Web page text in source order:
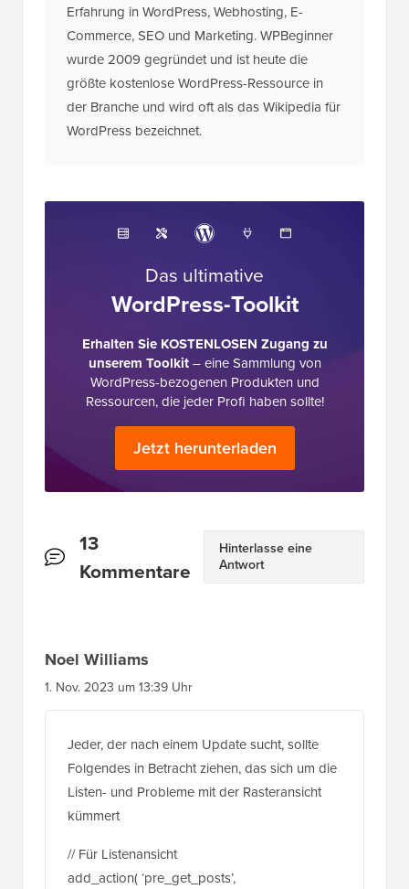
Erfahrung in WordPress, Webhosting, E-
Commerce, SEO und Marketing. WPBeginner
wurde 2009 gegründet und ist heute die
größte kostenlose WordPress-Ressource in
der Branche und wird oft als das Wikipedia für
WordPress bezeichnet.
Das ultimative
WordPress-Toolkit
Erhalten Sie KOSTENLOSEN Zugang zu
unserem Toolkit– eine Sammlung von
WordPress-bezogenen Produkten und
Ressourcen, die jeder Profi haben sollte!
Jetzt herunterladen
Leserinteraktionen
13
Kommentare
Hinterlasse eine
Antwort
Noel Williams
1. Nov. 2023 um 13:39 Uhr
Jeder, der nach einem Update sucht, sollte
Folgendes in Betracht ziehen, das sich um die
Listen- und Probleme mit der Rasteransicht
kümmert
// Für Listenansicht
add_action( ‘pre_get_posts’,